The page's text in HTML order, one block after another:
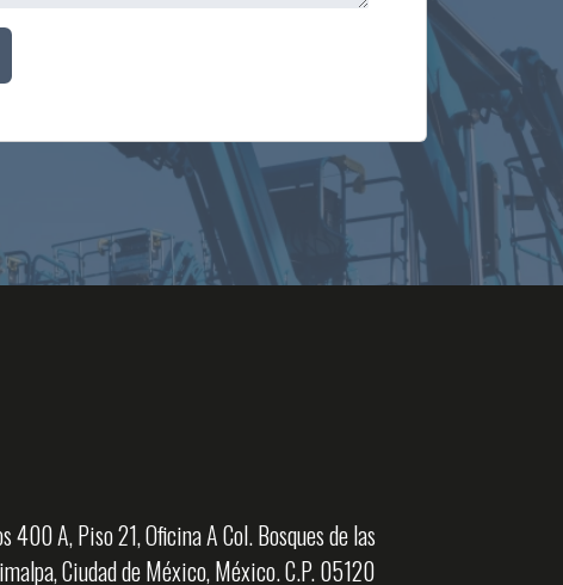
400 A, Piso 21, Oficina A Col. Bosques de las
Ciudad de México, México. C.P. 05120